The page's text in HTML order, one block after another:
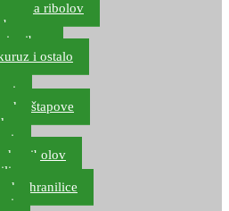
za ribolov
i pribor
i ostalo
štapove
ribolov
hranilice